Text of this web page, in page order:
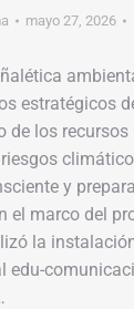
mayo 27, 2026
estratégicos
de los recursos
y
el marco del
la
edu-